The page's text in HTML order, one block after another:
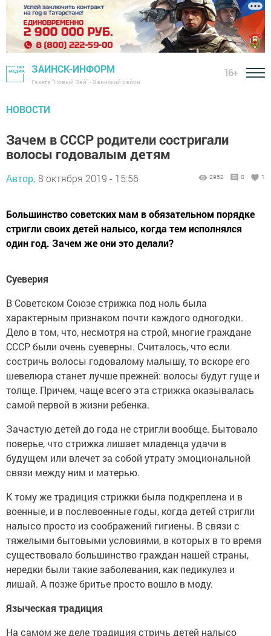
ЗАИНСК-ИНФОРМ
Газета "Новый Зай" - Заинский район
16+
НОВОСТИ
Зачем в СССР родители состригали
волосы годовалым детям
Автор, 8 октября 2019 - 15:56 2952 0 1
Большинство советских мам в обязательном порядке
стригли своих детей налысо, когда тем исполнялся
один год. Зачем же они это делали?
Суеверия
В Советском Союзе стрижка под ноль была
характерным признаком почти каждого одногодки.
Дело в том, что, несмотря на строй, многие граждане
СССР были очень суеверны. Считалось, что если
состричь волосы годовалому малышу, то вскоре его
шевелюра станет лучше прежней: волосы будут гуще и
толще. Причем, чаще всего эта стрижка оказывалась
самой первой в жизни ребенка.
Зачастую детей до года не стригли вообще. Бытовало
поверье, что стрижка лишает младенца удачи в
будущем или влечет за собой утрату эмоциональной
связи между ним и матерью.
К тому же традиция стрижки была подкреплена и в
военные, и в послевоенные годы, когда детей стригли
налысо просто из соображений гигиены. В связи с
тяжелыми бытовыми условиями, в которых в то время
существовало большинство граждан нашей страны,
нередки были такие заболевания, как педикулез и
лишай. А позже бритье просто вошло в моду.
Языческая традиция
На самом же деле традиция стричь детей налысо